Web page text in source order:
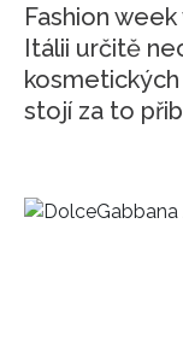
Fashion
Itálii určitě
stojí za to